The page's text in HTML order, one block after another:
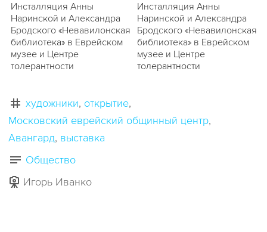
Инсталляция Анны
Наринской и Александра
Бродского «Невавилонская
библиотека» в Еврейском
музее и Центре
толерантности
Инсталляция Анны
Наринской и Александра
Бродского «Невавилонская
библиотека» в Еврейском
музее и Центре
толерантности
художники открытие
Московский еврейский общинный центр
Авангард выставка
Общество
Игорь Иванко